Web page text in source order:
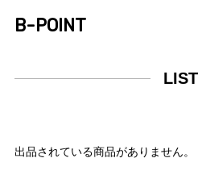
B-POINT
LIST
出品されている商品がありません。